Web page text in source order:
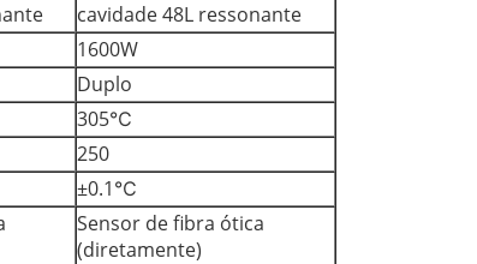
cavidade 48L ressonante
1600W
Duplo
305℃
250
±0.1℃
Sensor de fibra ótica
(diretamente)